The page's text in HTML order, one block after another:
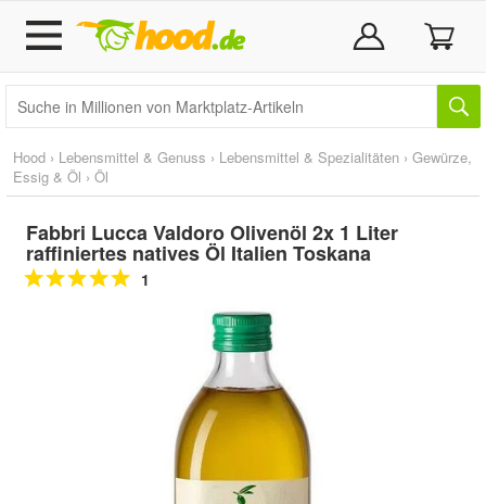
Hood › Lebensmittel & Genuss › Lebensmittel & Spezialitäten › Gewürze,
Essig & Öl › Öl
Fabbri Lucca Valdoro Olivenöl 2x 1 Liter
raffiniertes natives Öl Italien Toskana
1